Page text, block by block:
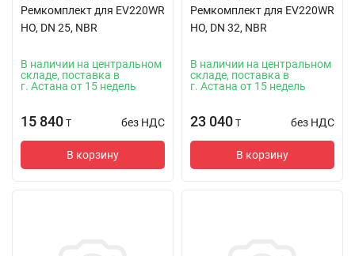
Ремкомплект для EV220WR
НО, DN 25, NBR
В наличии на центральном
складе, поставка в
г. Астана от 15 недель
15 840 T без НДС
В корзину
Ремкомплект для EV220WR
НО, DN 32, NBR
В наличии на центральном
складе, поставка в
г. Астана от 15 недель
23 040 T без НДС
В корзину